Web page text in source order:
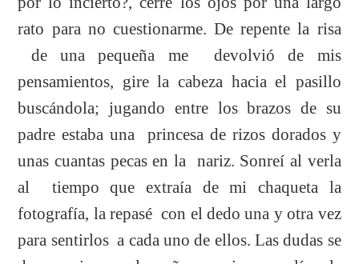
rato para no cuestionarme. De repente la risa
de una pequeña me devolvió de mis
pensamientos, gire la cabeza hacia el pasillo
buscándola; jugando entre los brazos de su
padre estaba una princesa de rizos dorados y
unas cuantas pecas en la nariz. Sonreí al verla
al tiempo que extraía de mi chaqueta la
fotografía, la repasé con el dedo una y otra vez
para sentirlos a cada uno de ellos. Las dudas se